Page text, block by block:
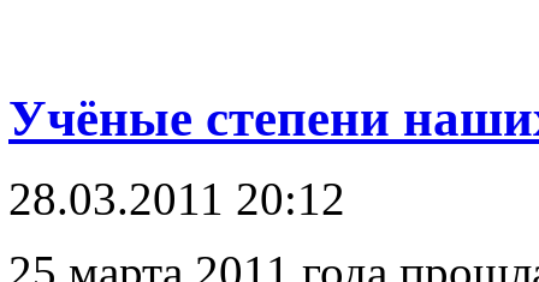
Учёные степени
28.03.2011 20:12